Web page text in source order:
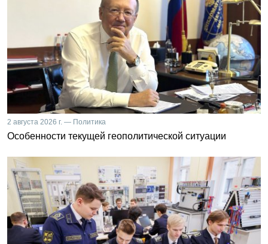
2 августа 2026 г. — Политика
Особенности текущей геополитической ситуации